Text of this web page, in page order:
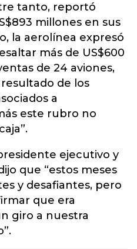
tanto, reportó
millones en sus
la aerolínea expresó
más de US$600
de 24 aviones,
de los
a
este rubro no
ejecutivo y
que “estos meses
y desafiantes, pero
que era
giro a nuestra